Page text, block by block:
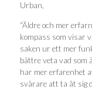
Urban,
“Äldre och mer
kompass som visar
saken ur ett mer
bättre veta vad som
har mer erfarenhet
svårare att ta åt sig